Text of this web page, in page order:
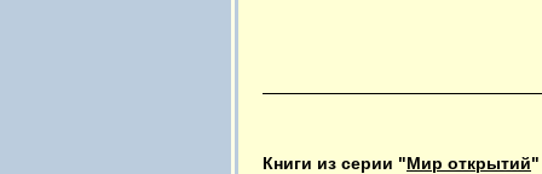
Книги из серии "Мир открытий"